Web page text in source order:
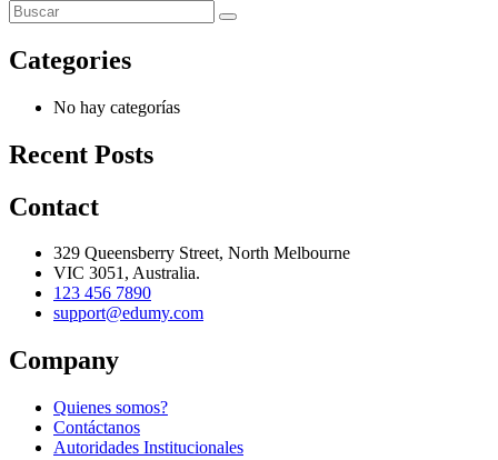
Categories
No hay categorías
Recent Posts
Contact
329 Queensberry Street, North Melbourne
VIC 3051, Australia.
123 456 7890
support@edumy.com
Company
Quienes somos?
Contáctanos
Autoridades Institucionales